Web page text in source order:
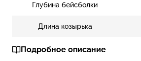
Глубина бейсболки
Длина козырька
Подробное описание